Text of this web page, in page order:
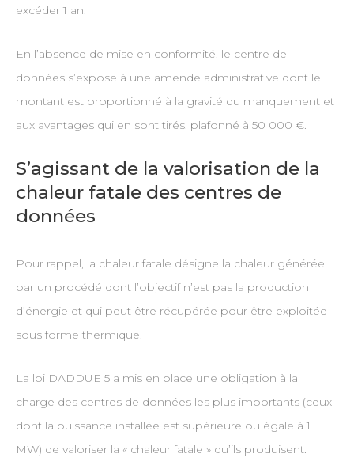
excéder 1 an.
En l’absence de mise en conformité, le centre de
données s’expose à une amende administrative dont le
montant est proportionné à la gravité du manquement et
aux avantages qui en sont tirés, plafonné à 50 000 €.
S’agissant de la valorisation de la
chaleur fatale des centres de
données
Pour rappel, la chaleur fatale désigne la chaleur générée
par un procédé dont l’objectif n’est pas la production
d’énergie et qui peut être récupérée pour être exploitée
sous forme thermique.
La loi DADDUE 5 a mis en place une obligation à la
charge des centres de données les plus importants (ceux
dont la puissance installée est supérieure ou égale à 1
MW) de valoriser la « chaleur fatale » qu’ils produisent.